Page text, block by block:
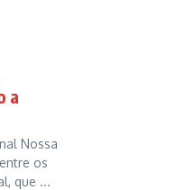
a
Nossa
os
que ...